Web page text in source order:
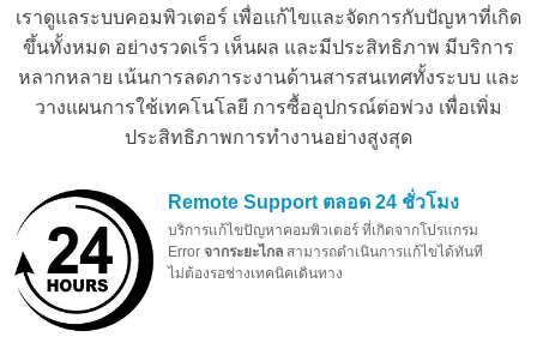
เราดูแลระบบคอมพิวเตอร์ เพื่อแก้ไขและจัดการกับปัญหาที่เกิด
ขึ้นทั้งหมด อย่างรวดเร็ว เห็นผล และมีประสิทธิภาพ มีบริการ
หลากหลาย เน้นการลดภาระงานด้านสารสนเทศทั้งระบบ และ
วางแผนการใช้เทคโนโลยี การซื้ออุปกรณ์ต่อพ่วง เพื่อเพิ่ม
ประสิทธิภาพการทำงานอย่างสูงสุด
Remote Support ตลอด 24 ชั่วโมง
บริการแก้ไขปัญหาคอมพิวเตอร์ ที่เกิดจากโปรแกรม
Error จากระยะไกล สามารถดำเนินการแก้ไขได้ทันที
ไม่ต้องรอช่างเทคนิคเดินทาง